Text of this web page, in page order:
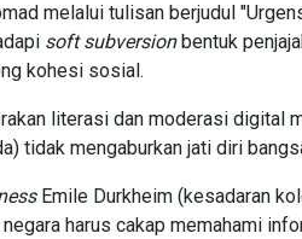
melalui tulisan berjudul
soft subversionbentuk
kohesi sosial.
literasi dan moderasi digital
tidak mengaburkan jati diri
Emile Durkheim (kesadaran
harus cakap memahami